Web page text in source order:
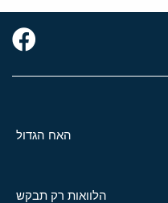
האח הגדול
הלוואות רק תבקש